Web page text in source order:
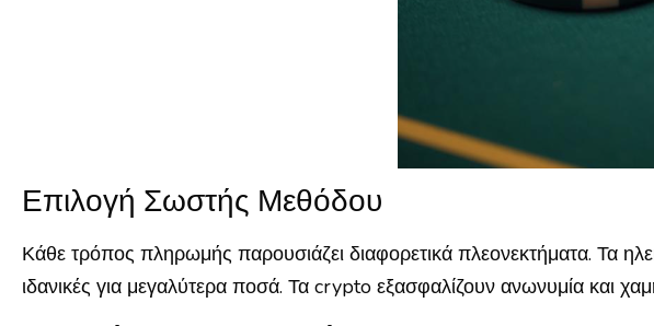
Επιλογή Σωστής Μεθόδου
Κάθε τρόπος πληρωμής παρουσιάζει διαφορετικά πλεονεκτήματα. Τα
ιδανικές για μεγαλύτερα ποσά. Τα crypto εξασφαλίζουν ανωνυμία και